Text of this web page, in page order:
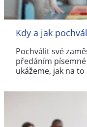
Kdy a jak
Pochválit své
předáním
ukážeme, jak na